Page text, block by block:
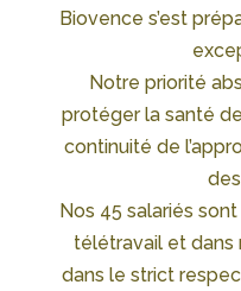
Biovence s’est
Notre priorité
protéger la santé
continuité de
Nos 45 salariés
télétravail et dans
dans le strict